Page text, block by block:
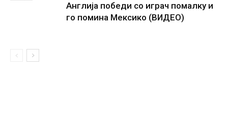
Англија победи со играч помалку и
го помина Мексико (ВИДЕО)